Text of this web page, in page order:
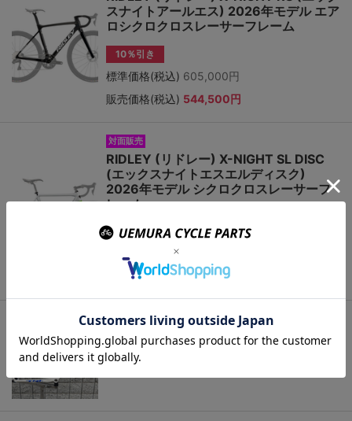
スナイトアールエス) 2026年モデル エア
ロシクロクロスレーサーフレーム
10％引き
標準価格(税込) 605,000円
販売価格(税込) 544,500円
対面販売
RIDLEY (リドレー) X-NIGHT SL DISC
(エックスナイトエスエルディスク)
2026年モデル シクロクロスレーサーフ
レーム
10％引き
標準価格(税込)
販売価格(税込) 356,400円
TNI ( ティエヌアイ ) アルクロス シクロ
クロス アルミフレーム
販売価格(税込)